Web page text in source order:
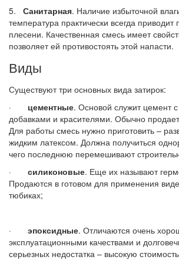
5. Санитарная. Наличие избыточной
температура практически всегда
плесени. Качественная смесь имеет
позволяет ей противостоять этой
Виды
Существуют три основных вида затирок:
· цементные. Основой служит цемент
добавками и красителями. Обычно
Для работы смесь нужно приготовить –
жидким латексом. Должна получиться
чего последнюю перемешивают
· силиконовые. Еще их называют
Продаются в готовом для применения
тюбиках;
· эпоксидные. Отличаются очень
эксплуатационными качествами и
серьезных недостатка – высокую